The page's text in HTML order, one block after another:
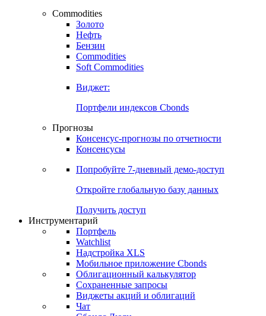
Виджет:
Карта процентных ставок
Commodities
Золото
Бензин
Soft Commodities
Виджет:
Портфели индексов Cbonds
Прогнозы
Консенсусы
Попробуйте7-дневный
Откройте глобальную базу данных
Получить доступ
Инструментарий
Портфель
Watchlist
Надстройка XLS
Мобильное приложение Cbonds